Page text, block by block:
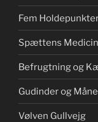
Fem
Spættens Medicin
Befrugtning og
Gudinder og
Vølven Gullvejg